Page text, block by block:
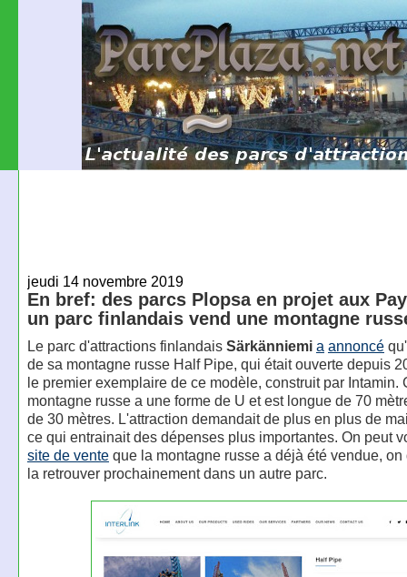
jeudi 14 novembre 2019
En bref: des parcs Plopsa en projet aux
un parc finlandais vend une montagne
Le parc d'attractions finlandais Särkänniemi a annoncé
de sa montagne russe Half Pipe, qui était ouverte depuis
le premier exemplaire de ce modèle, construit par Intamin.
montagne russe a une forme de U et est longue de 70
de 30 mètres. L'attraction demandait de plus en plus de
ce qui entrainait des dépenses plus importantes. On peut
site de venteque la montagne russe a déjà été vendue, on
la retrouver prochainement dans un autre parc.